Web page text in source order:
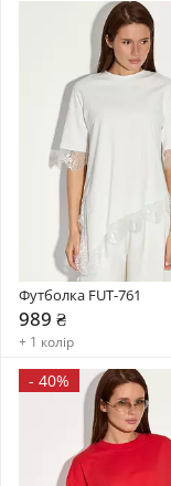
Футболка FUT-761
989 ₴
+ 1 колір
- 40%